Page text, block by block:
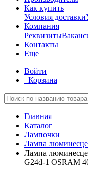
Как купить
Условия доставки
Компания
Реквизиты
Контакты
Еще
Войти
Корзина
Главная
Каталог
Лампочки
Лампа
Лампа
G24d-1 OSRAM